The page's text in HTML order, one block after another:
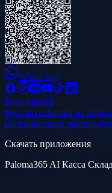
WhatsApp
База знаний
КонтактыЗаявка на
персональных данных
Скачать приложения
Paloma365 AI Касса